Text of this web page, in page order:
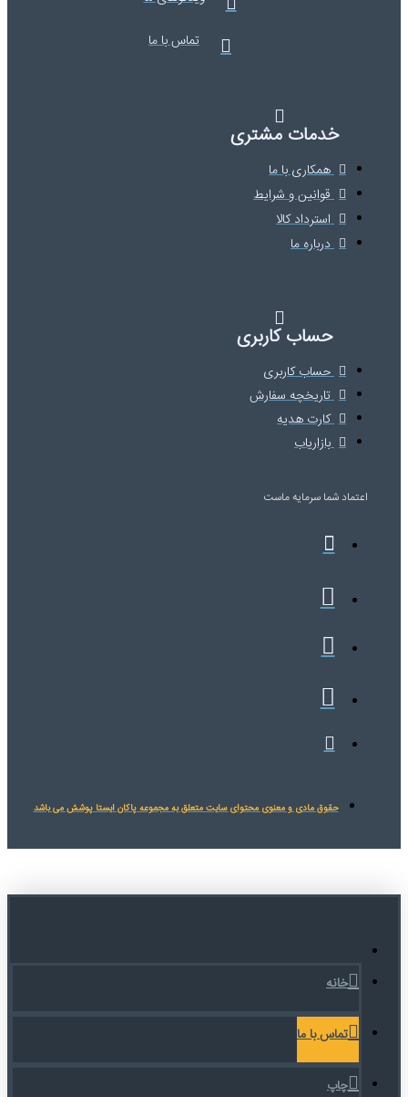
تماس با ما
خدمات مشتری
همکاری با ما
قوانین و شرایط
استرداد کالا
درباره ما
حساب کاربری
حساب کاربری
تاریخچه سفارش
کارت هدیه
بازاریاب
اعتماد شماسرمایه ماست
حقوق مادی و معنوی محتوای سایت متعلق به مجموعه پاکان ایستا پوشش می باشد
خانه
تماس با ما
چاپ